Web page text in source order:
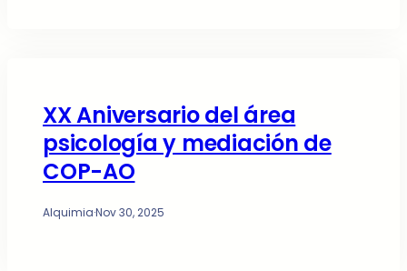
XX Aniversario del área
psicología y mediación de
COP-AO
Alquimia·Nov 30, 2025